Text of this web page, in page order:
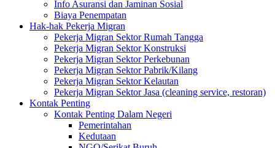
Info Asuransi dan Jaminan Sosial
Biaya Penempatan
Hak-hak Pekerja Migran
Pekerja Migran Sektor Rumah Tangga
Pekerja Migran Sektor Konstruksi
Pekerja Migran Sektor Perkebunan
Pekerja Migran Sektor Pabrik/Kilang
Pekerja Migran Sektor Kelautan
Pekerja Migran Sektor Jasa (cleaning service, restoran)
Kontak Penting
Kontak Penting Dalam Negeri
Pemerintahan
Kedutaan